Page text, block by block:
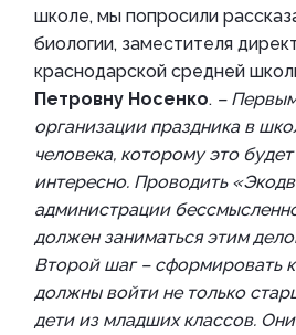
школе, мы попросили
биологии, заместителя
краснодарской средней
Петровну Носенко. –
организации праздника в
человека, которому это
интересно. Проводить
администрации
должен заниматься этим
Второй шаг – сформировать
должны войти не только
дети из младших классов.